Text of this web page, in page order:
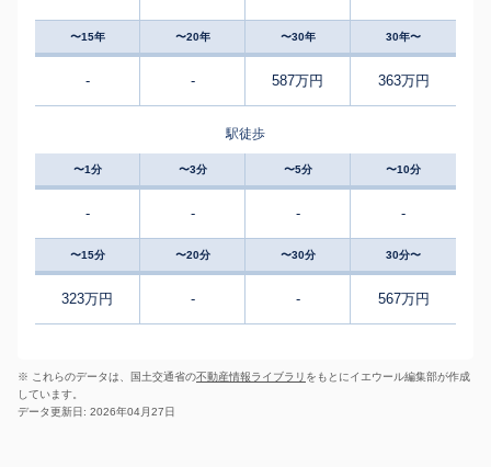
〜15年 〜20年 〜30年 30年〜
- - 587万円 363万円
駅徒歩
〜1分 〜3分 〜5分 〜10分
- - - -
〜15分 〜20分 〜30分 30分〜
323万円 - - 567万円
※ これらのデータは、国土交通省の不動産情報ライブラリ をもとにイエウール編集部が作成
しています。
データ更新日: 2026年04月27日